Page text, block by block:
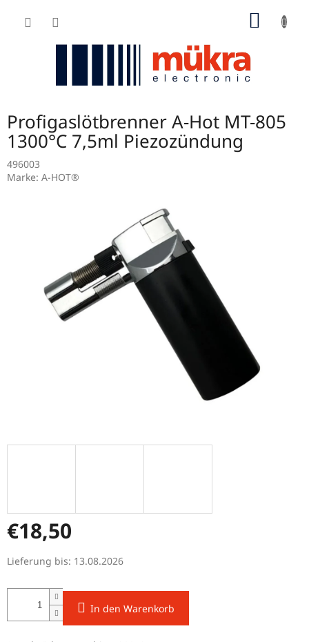
Inhalt
Profigaslötbrenner A-Hot MT-805
1300°C 7,5ml Piezozündung
496003
Marke: A-HOT®
€18,50
Verkaufspreis:
Lieferung bis: 13.08.2026
In den Warenkorb